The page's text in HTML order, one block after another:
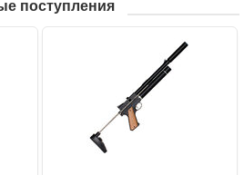
поступления